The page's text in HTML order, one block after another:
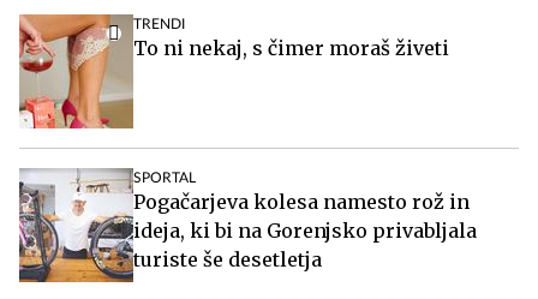
TRENDI
To ni nekaj, s čimer moraš živeti
SPORTAL
Pogačarjeva kolesa namesto rož in
ideja, ki bi na Gorenjsko privabljala
turiste še desetletja